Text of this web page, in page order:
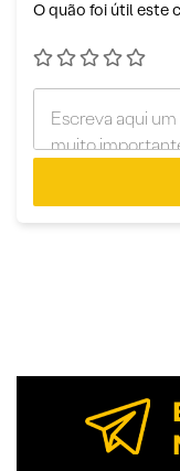
O quão foi útil este